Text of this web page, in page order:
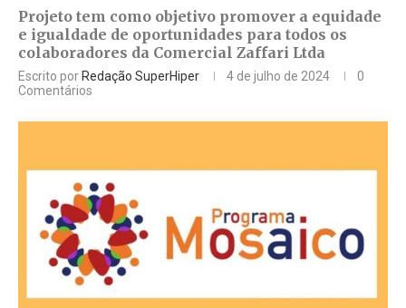
Projeto tem como objetivo promover a equidade
e igualdade de oportunidades para todos os
colaboradores da Comercial Zaffari Ltda
Escrito porRedação SuperHiper 4 de julho de 2024
0
Comentários